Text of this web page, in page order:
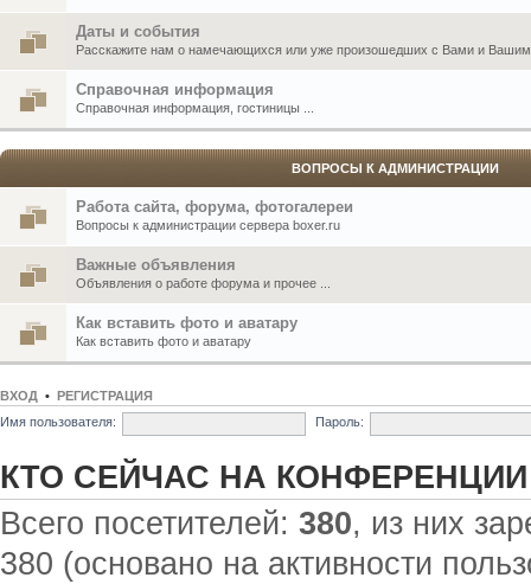
Даты и события
Расскажите нам о намечающихся или уже произошедших с Вами и
Справочная информация
Справочная информация, гостиницы ...
ВОПРОСЫ К АДМИНИСТРАЦИИ
Работа сайта, форума, фотогалереи
Вопросы к администрации сервера boxer.ru
Важные объявления
Объявления о работе форума и прочее ...
Как вставить фото и аватару
Как вставить фото и аватару
ВХОД • РЕГИСТРАЦИЯ
Имя пользователя:
Пароль:
КТО СЕЙЧАС НА КОНФЕРЕНЦИИ
Всего посетителей: 380, из них
380 (основано на активности